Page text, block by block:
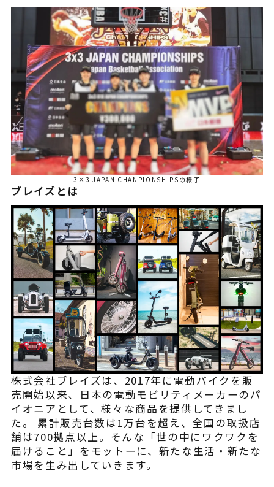
3×3 JAPAN CHANPIONSHIPSの様子
ブレイズとは
株式会社ブレイズは、2017年に電動バイクを販
売開始以来、日本の電動モビリティメーカーのパ
イオニアとして、様々な商品を提供してきまし
た。 累計販売台数は1万台を超え、全国の取扱店
舗は700拠点以上。そんな「世の中にワクワクを
届けること」をモットーに、新たな生活・新たな
市場を生み出していきます。